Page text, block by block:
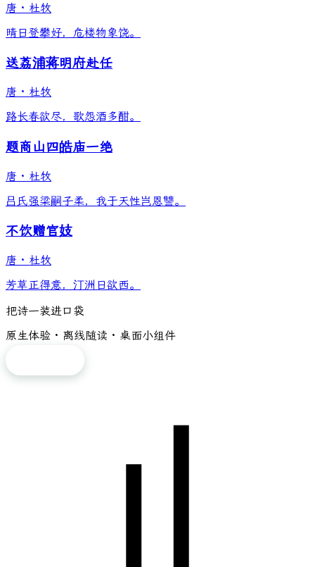
唐 · 杜牧
晴日登攀好，危楼物象饶。
送荔浦蒋明府赴任
唐 · 杜牧
路长春欲尽，歌怨酒多酣。
题商山四皓庙一绝
唐 · 杜牧
吕氏强梁嗣子柔，我于天性岂恩讐。
不饮赠官妓
唐 · 杜牧
芳草正得意，汀洲日欲西。
把诗一装进口袋
原生体验 · 离线随读 · 桌面小组件